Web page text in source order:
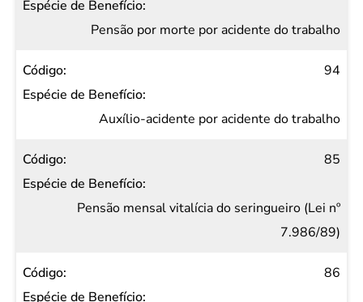
Pensão por morte por acidente do trabalho
94
Auxílio-acidente por acidente do trabalho
85
Pensão mensal vitalícia do seringueiro (Lei nº
7.986/89)
86